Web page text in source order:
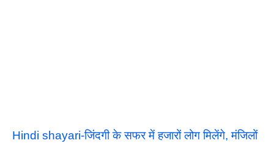
Hindi shayari-जिंदगी के सफर में हजारों लोग मिलेंगे, मंजिलों